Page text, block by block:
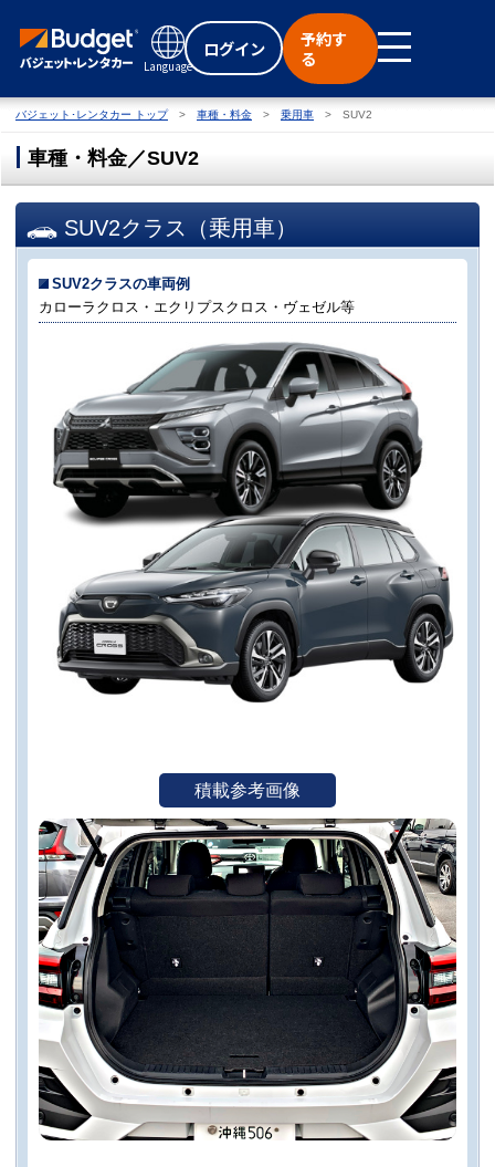
Language
ログイン
予約す
る
バジェット･レンタカー トップ 車種・料金 乗用車 SUV2
車種・料金／SUV2
SUV2クラス（乗用車）
SUV2クラスの車両例
カローラクロス・エクリプスクロス・ヴェゼル等
積載参考画像